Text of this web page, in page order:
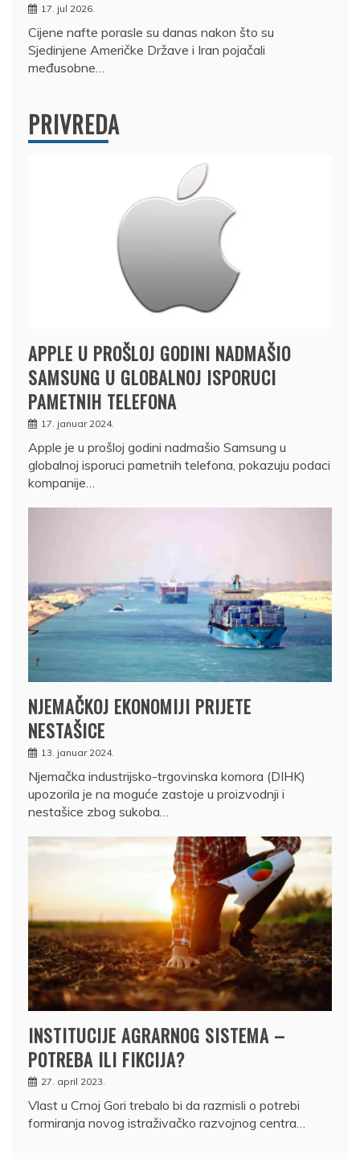
17. jul 2026.
Cijene nafte porasle su danas nakon što su
Sjedinjene Američke Države i Iran pojačali
međusobne…
PRIVREDA
APPLE U PROŠLOJ GODINI NADMAŠIO
SAMSUNG U GLOBALNOJ ISPORUCI
PAMETNIH TELEFONA
17. januar 2024.
Apple je u prošloj godini nadmašio Samsung u
globalnoj isporuci pametnih telefona, pokazuju podaci
kompanije…
NJEMAČKOJ EKONOMIJI PRIJETE
NESTAŠICE
13. januar 2024.
Njemačka industrijsko-trgovinska komora (DIHK)
upozorila je na moguće zastoje u proizvodnji i
nestašice zbog sukoba…
INSTITUCIJE AGRARNOG SISTEMA –
POTREBA ILI FIKCIJA?
27. april 2023.
Vlast u Crnoj Gori trebalo bi da razmisli o potrebi
formiranja novog istraživačko razvojnog centra…